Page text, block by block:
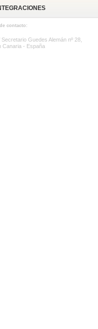
contacto:
Secretario Guedes Alemán nº 28,
Canaria - España